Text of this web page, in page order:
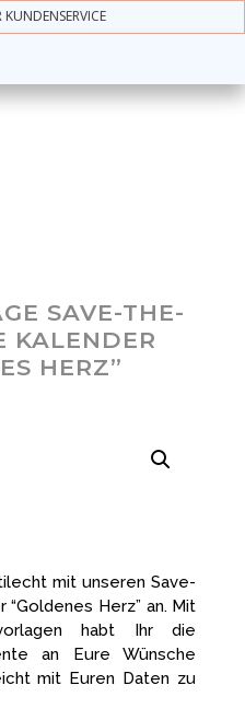
SAVE-THE-
KALENDER
HERZ”
mit unseren Save-
Herz” an. Mit
habt Ihr die
an Eure Wünsche
mit Euren Daten zu